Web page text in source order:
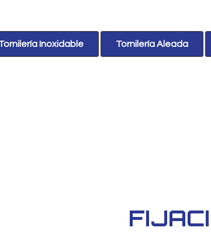
Inoxidable Tornilería Aleada